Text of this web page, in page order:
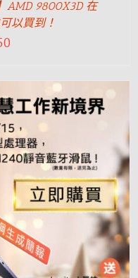
AMD 9800X3D 在
以買到！